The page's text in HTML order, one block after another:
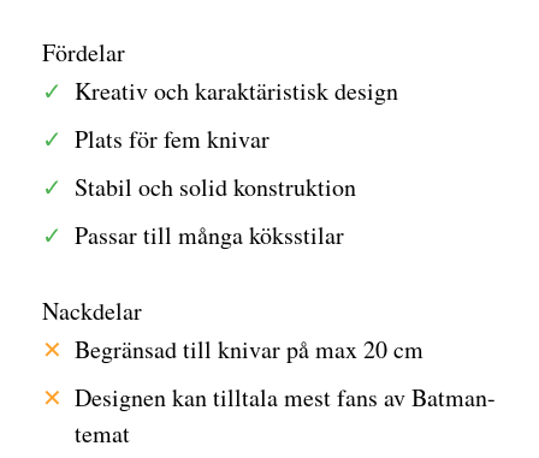
Fördelar
Kreativ och karaktäristisk design
Plats för fem knivar
Stabil och solid konstruktion
Passar till många köksstilar
Nackdelar
Begränsad till knivar på max 20 cm
Designen kan tilltala mest fans av Batman-
temat